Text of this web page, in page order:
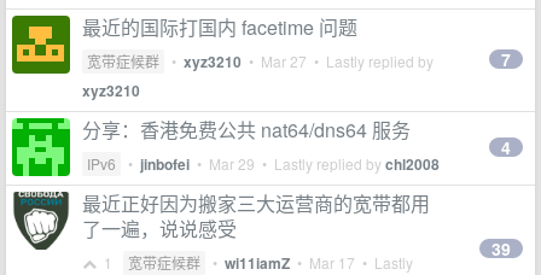
最近的国际打国内 facetime 问题
宽带症候群 • xyz3210 • Mar 27 • Lastly replied by
xyz3210
7
分享：香港免费公共 nat64/dns64 服务
IPv6 • jinbofei • Mar 29 • Lastly replied bychl2008
4
最近正好因为搬家三大运营商的宽带都用
了一遍，说说感受
1 宽带症候群 • wi11iamZ • Mar 17 • Lastly
39